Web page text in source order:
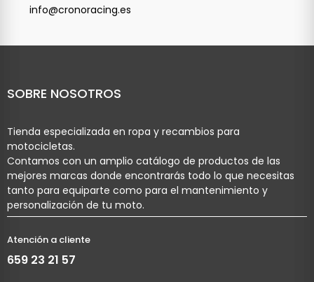
info@cronoracing.es
SOBRE NOSOTROS
Tienda especializada en ropa y recambios para
motocicletas.
Contamos con un amplio catálogo de productos de las
mejores marcas donde encontrarás todo lo que necesitas
tanto para equiparte como para el mantenimiento y
personalización de tu moto.
Atención a cliente
659 23 21 57